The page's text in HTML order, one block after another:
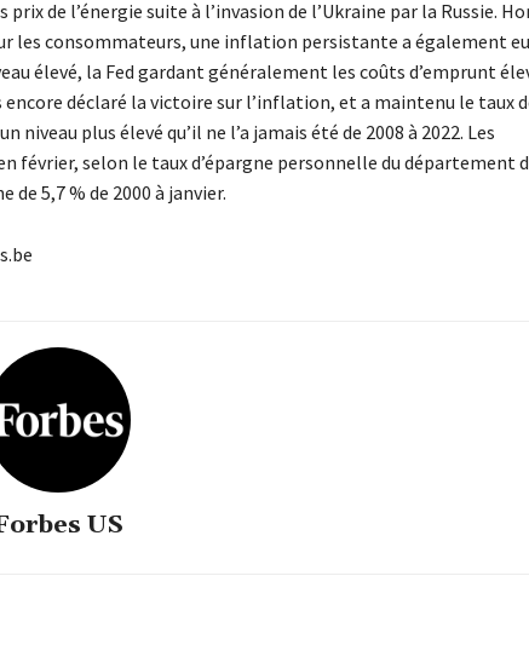
de l’énergie suite à l’invasion de l’Ukraine par la Russie.
les consommateurs, une inflation persistante a également eu
élevé, la Fed gardant généralement les coûts d’emprunt
déclaré la victoire sur l’inflation, et a maintenu le taux
niveau plus élevé qu’il ne l’a jamais été de 2008 à 2022. Les
février, selon le taux d’épargne personnelle du département
5,7 % de 2000 à janvier.
US